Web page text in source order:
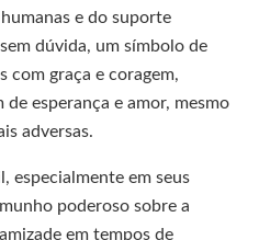
e do suporte
dúvida, um símbolo de
com graça e coragem,
esperança e amor, mesmo
adversas.
especialmente em seus
poderoso sobre a
em tempos de